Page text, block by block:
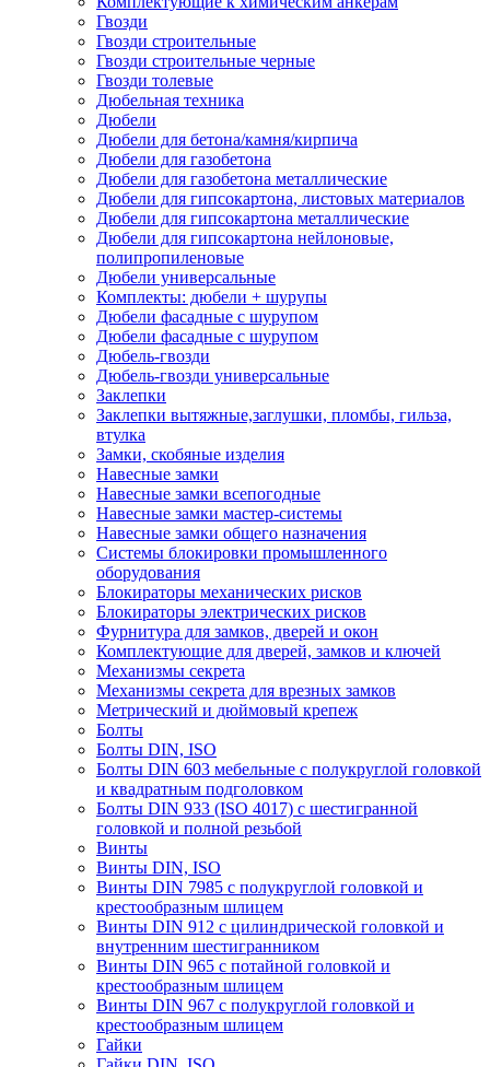
Гвозди
Гвозди строительные
Гвозди строительные черные
Гвозди толевые
Дюбельная техника
Дюбели
Дюбели для бетона/камня/кирпича
Дюбели для газобетона
Дюбели для газобетона металлические
Дюбели для гипсокартона, листовых материалов
Дюбели для гипсокартона металлические
Дюбели для гипсокартона нейлоновые,
полипропиленовые
Дюбели универсальные
Комплекты: дюбели + шурупы
Дюбели фасадные с шурупом
Дюбели фасадные с шурупом
Дюбель-гвозди
Дюбель-гвозди универсальные
Заклепки
Заклепки вытяжные,заглушки, пломбы, гильза,
втулка
Замки, скобяные изделия
Навесные замки
Навесные замки всепогодные
Навесные замки мастер-системы
Навесные замки общего назначения
Системы блокировки промышленного
оборудования
Блокираторы механических рисков
Блокираторы электрических рисков
Фурнитура для замков, дверей и окон
Комплектующие для дверей, замков и ключей
Механизмы секрета
Механизмы секрета для врезных замков
Метрический и дюймовый крепеж
Болты
Болты DIN, ISO
Болты DIN 603 мебельные с полукруглой головкой
и квадратным подголовком
Болты DIN 933 (ISO 4017) с шестигранной
головкой и полной резьбой
Винты
Винты DIN, ISO
Винты DIN 7985 с полукруглой головкой и
крестообразным шлицем
Винты DIN 912 с цилиндрической головкой и
внутренним шестигранником
Винты DIN 965 с потайной головкой и
крестообразным шлицем
Винты DIN 967 с полукруглой головкой и
крестообразным шлицем
Гайки